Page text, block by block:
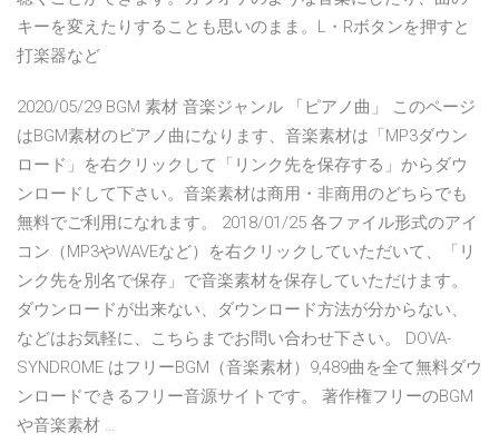
キーを変えたりすることも思いのまま。L・Rボタンを押すと
打楽器など
2020/05/29 BGM 素材 音楽ジャンル 「ピアノ曲」 このページ
はBGM素材のピアノ曲になります、音楽素材は「MP3ダウン
ロード」を右クリックして「リンク先を保存する」からダウ
ンロードして下さい。音楽素材は商用・非商用のどちらでも
無料でご利用になれます。 2018/01/25 各ファイル形式のアイ
コン（MP3やWAVEなど）を右クリックしていただいて、「リ
ンク先を別名で保存」で音楽素材を保存していただけます。
ダウンロードが出来ない、ダウンロード方法が分からない、
などはお気軽に、こちらまでお問い合わせ下さい。 DOVA-
SYNDROME はフリーBGM（音楽素材）9,489曲を全て無料ダウ
ンロードできるフリー音源サイトです。 著作権フリーのBGM
や音楽素材 …